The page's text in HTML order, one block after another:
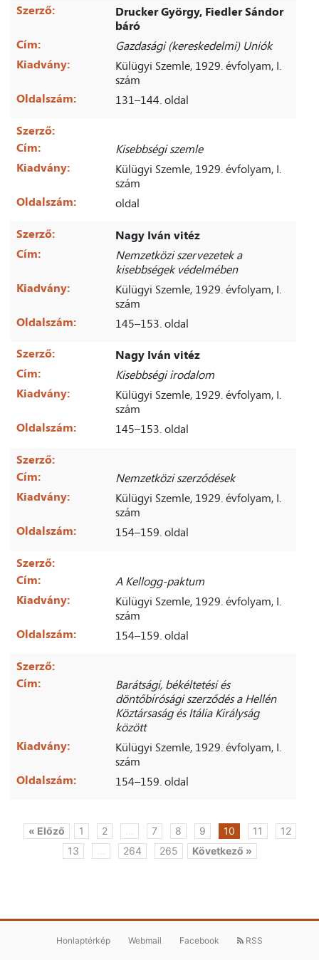
Szerző:
Drucker György, Fiedler Sándor
báró
Cím:
Gazdasági (kereskedelmi) Uniók
Kiadvány:
Külügyi Szemle, 1929. évfolyam, I.
szám
Oldalszám:
131–144. oldal
Szerző:
Cím:
Kisebbségi szemle
Kiadvány:
Külügyi Szemle, 1929. évfolyam, I.
szám
Oldalszám:
oldal
Szerző:
Nagy Iván vitéz
Cím:
Nemzetközi szervezetek a
kisebbségek védelmében
Kiadvány:
Külügyi Szemle, 1929. évfolyam, I.
szám
Oldalszám:
145–153. oldal
Szerző:
Nagy Iván vitéz
Cím:
Kisebbségi irodalom
Kiadvány:
Külügyi Szemle, 1929. évfolyam, I.
szám
Oldalszám:
145–153. oldal
Szerző:
Cím:
Nemzetközi szerződések
Kiadvány:
Külügyi Szemle, 1929. évfolyam, I.
szám
Oldalszám:
154–159. oldal
Szerző:
Cím:
A Kellogg-paktum
Kiadvány:
Külügyi Szemle, 1929. évfolyam, I.
szám
Oldalszám:
154–159. oldal
Szerző:
Cím:
Barátsági, békéltetési és
döntőbírósági szerződés a Hellén
Köztársaság és Itália Királyság
között
Kiadvány:
Külügyi Szemle, 1929. évfolyam, I.
szám
Oldalszám:
154–159. oldal
« Előző 1 2 7 8 9 10 11
12
13
264 265 Következő »
Honlaptérkép Webmail Facebook RSS